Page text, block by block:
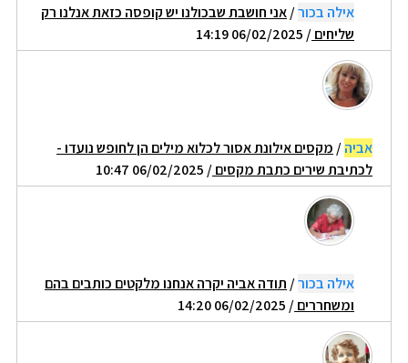
אילה בכור/אני חושבת שבכולנו יש קופסה כזאת אנלנו רק
שליחים/ 06/02/2025 14:19
אביה/ מקסים אילונת אסור לכלוא מילים הן לחופש נועדו -
לכתיבת שירים כתבת מקסים/ 06/02/2025 10:47
אילה בכור/ תודה אביה יקרה אנחנו מלקטים כותבים בהם
ומשחררים/ 06/02/2025 14:20